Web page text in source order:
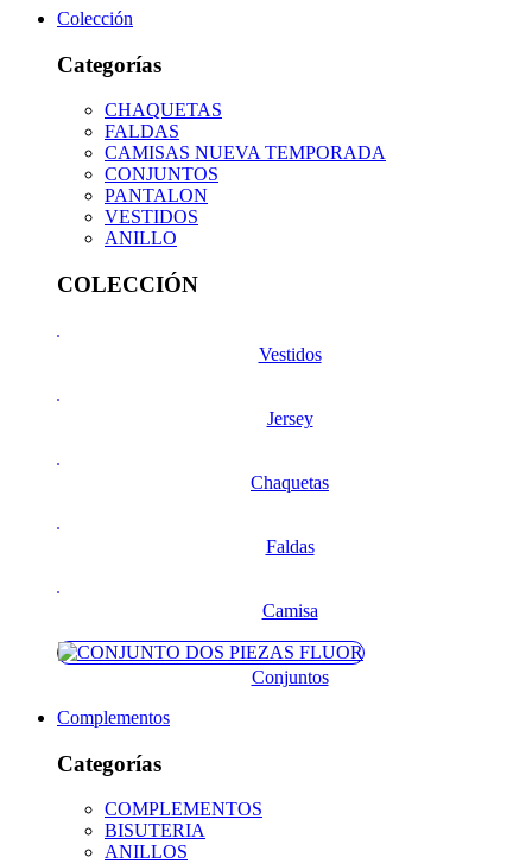
Colección
Categorías
CHAQUETAS
FALDAS
CAMISAS NUEVA TEMPORADA
CONJUNTOS
PANTALON
VESTIDOS
ANILLO
COLECCIÓN
Vestidos
Jersey
Chaquetas
Faldas
Camisa
Conjuntos
Complementos
Categorías
COMPLEMENTOS
BISUTERIA
ANILLOS